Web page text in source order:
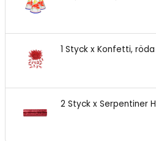
1 Styck x Konfetti,
2 Styck x Serpentiner